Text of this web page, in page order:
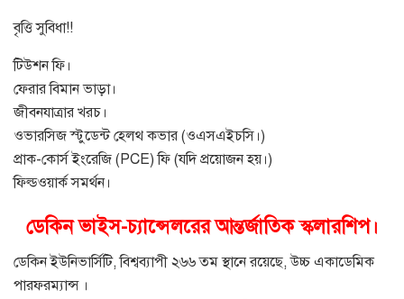
বৃত্তি সুবিধা!!
টিউশন ফি।
ফেরার বিমান ভাড়া।
জীবনযাত্রার খরচ।
ওভারসিজ স্টুডেন্ট হেলথ কভার (ওএসএইচসি।)
প্রাক-কোর্স ইংরেজি (PCE) ফি (যদি প্রয়োজন হয়।)
ফিল্ডওয়ার্ক সমর্থন।
ডেকিন ভাইস-চ্যান্সেলরের আন্তর্জাতিক স্কলারশিপ।
ডেকিন ইউনিভার্সিটি, বিশ্বব্যাপী ২৬৬ তম স্থানে রয়েছে, উচ্চ একাডেমিক
পারফরম্যান্স ।